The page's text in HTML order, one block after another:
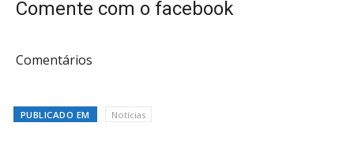
Comente com o facebook
Comentários
PUBLICADO EM Notícias